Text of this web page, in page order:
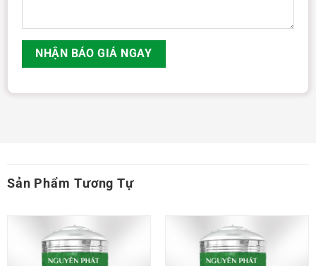
Sản Phẩm Tương Tự